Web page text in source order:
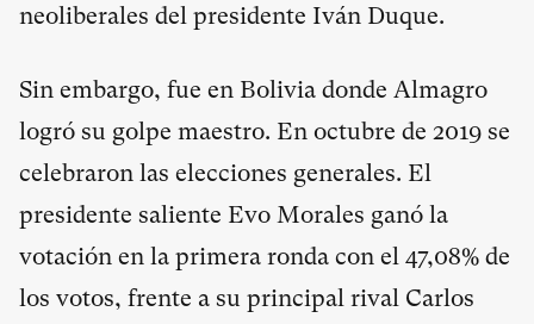
neoliberales del presidente Iván Duque.
Sin embargo, fue en Bolivia donde Almagro
logró su golpe maestro. En octubre de 2019 se
celebraron las elecciones generales. El
presidente saliente Evo Morales ganó la
votación en la primera ronda con el 47,08% de
los votos, frente a su principal rival Carlos